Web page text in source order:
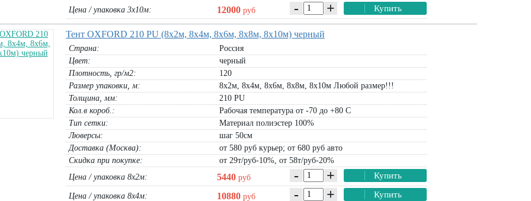
Цена / упаковка 3х10м: 12000 руб - + Купить
Тент OXFORD 210 PU (8х2м, 8х4м, 8х6м, 8х8м, 8х10м) черный
Страна:
Россия
Цвет:
черный
Плотность, гр/м2:
120
Размер упаковки, м:
8х2м, 8х4м, 8х6м, 8х8м, 8х10м Любой размер!!!
Толщина, мм:
210 PU
Кол.в короб.:
Рабочая температура от -70 до +80 С
Тип сетки:
Материал полиэстер 100%
Люверсы:
шаг 50см
Доставка (Москва):
от 580 руб курьер; от 680 руб авто
Скидка при покупке:
от 29т/руб-10%, от 58т/руб-20%
Цена / упаковка 8х2м:
5440 руб - + Купить
Цена / упаковка 8х4м: 10880 руб - + Купить